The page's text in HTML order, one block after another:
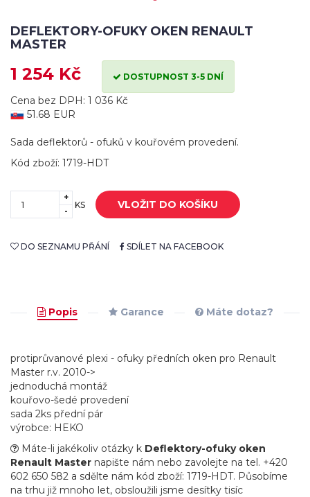
DEFLEKTORY-OFUKY OKEN RENAULT
MASTER
1 254 Kč DOSTUPNOST 3-5 DNÍ
Cena bez DPH: 1 036 Kč
51.68 EUR
Sada deflektorů - ofuků v kouřovém provedení.
Kód zboží: 1719-HDT
+
-
KS VLOŽIT DO KOŠÍKU
DO SEZNAMU PŘÁNÍ SDÍLET NA FACEBOOK
Popis Garance Máte dotaz?
protiprůvanové plexi - ofuky předních oken pro Renault
Master r.v. 2010->
jednoduchá montáž
kouřovo-šedé provedení
sada 2ks přední pár
výrobce: HEKO
Máte-li jakékoliv otázky k Deflektory-ofuky oken
Renault Master napište nám nebo zavolejte na tel. +420
602 650 582 a sdělte nám kód zboží: 1719-HDT. Působíme
na trhu již mnoho let, obsloužili jsme desítky tisíc